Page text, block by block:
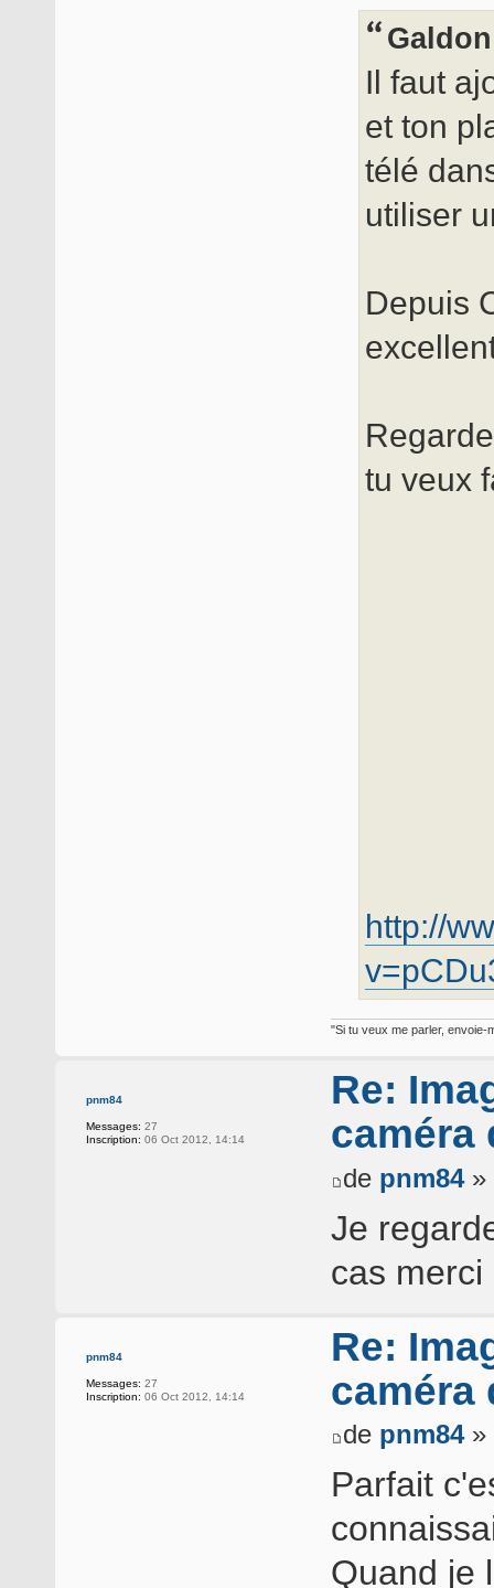
Il faut
et ton
télé
utiliser
Depuis
tu veux
http://
"Si tu veux me parler, envoie-
pnm84
Messages: 27
Inscription: 06 Oct 2012, 14:14
Re:
caméra
de pnm84»
Je
cas
pnm84
Messages: 27
Inscription: 06 Oct 2012, 14:14
Re:
caméra
de pnm84»
Parfait
Quand je